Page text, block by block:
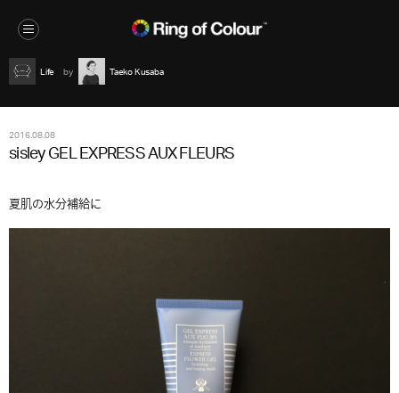
Life Taeko Kusaba
2016.08.08
sisley GEL EXPRESS AUX FLEURS
夏肌の水分補給に